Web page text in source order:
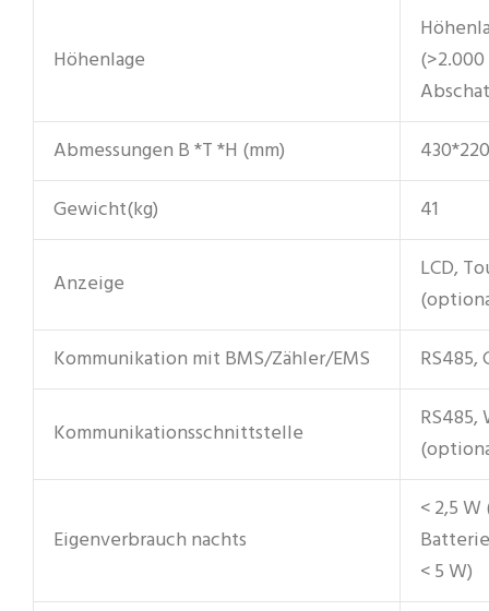
Höhenlage
(>2.000
Abmessungen B *T *H (mm)
Gewicht(kg)
41
Anzeige
LCD,
Kommunikation mit BMS/Zähler/EMS
RS485,
Kommunikationsschnittstelle
RS485,
Eigenverbrauch nachts
< 2,5
< 5 W)